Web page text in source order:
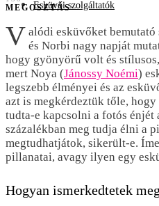
Esküvői szolgáltatók
MEGOSZTÁS
V alódi esküvőket
és Norbi nagy napját
hogy gyönyörű volt és
mert Noya (Jánossy Noémi)
legszebb élményei és az
azt is megkérdeztük tőle,
tudta-e kapcsolni a fotós énjét
százalékban meg tudja élni a
megtudhatjátok, sikerült-e.
pillanatai, avagy ilyen egy
Hogyan ismerkedtetek